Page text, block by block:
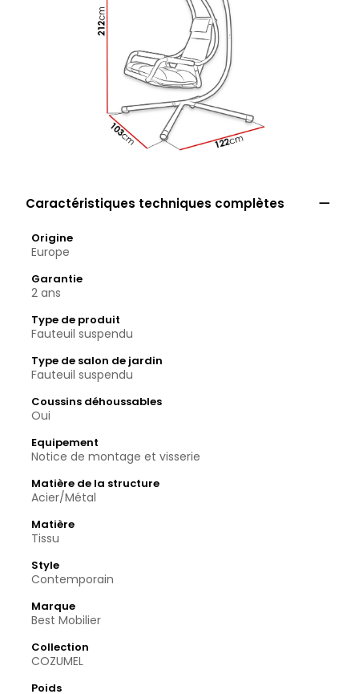
Caractéristiques techniques complètes 
Origine
Europe
Garantie
2 ans
Type de produit
Fauteuil suspendu
Type de salon de jardin
Fauteuil suspendu
Coussins déhoussables
Oui
Equipement
Notice de montage et visserie
Matière de la structure
Acier/Métal
Matière
Tissu
Style
Contemporain
Marque
Best Mobilier
Collection
COZUMEL
Poids